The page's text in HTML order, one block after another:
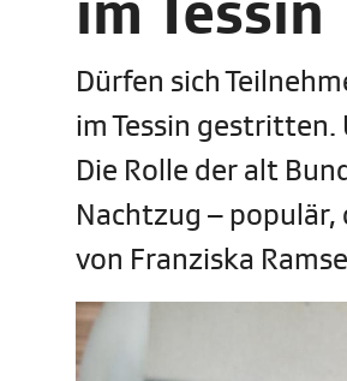
Dürfen sich
im Tessin
Die Rolle der alt
Nachtzug –
von Franziska